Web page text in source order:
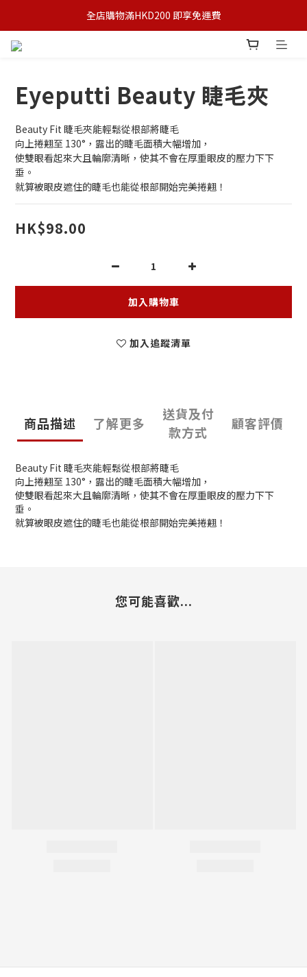
全店購物滿HKD200 即享免運費
Eyeputti Beauty 睫毛夾
Beauty Fit 睫毛夾能輕鬆從根部將睫毛
向上捲翹至 130°，露出的睫毛面積大幅增加，
使雙眼看起來大且輪廓清晰，使其不會在厚重眼皮的壓力下下
垂。
就算被眼皮遮住的睫毛也能從根部開始完美捲翹！
HK$98.00
加入購物車
加入追蹤清單
商品描述 了解更多
送貨及付
款方式
顧客評價
Beauty Fit 睫毛夾能輕鬆從根部將睫毛
向上捲翹至 130°，露出的睫毛面積大幅增加，
使雙眼看起來大且輪廓清晰，使其不會在厚重眼皮的壓力下下
垂。
就算被眼皮遮住的睫毛也能從根部開始完美捲翹！
您可能喜歡...